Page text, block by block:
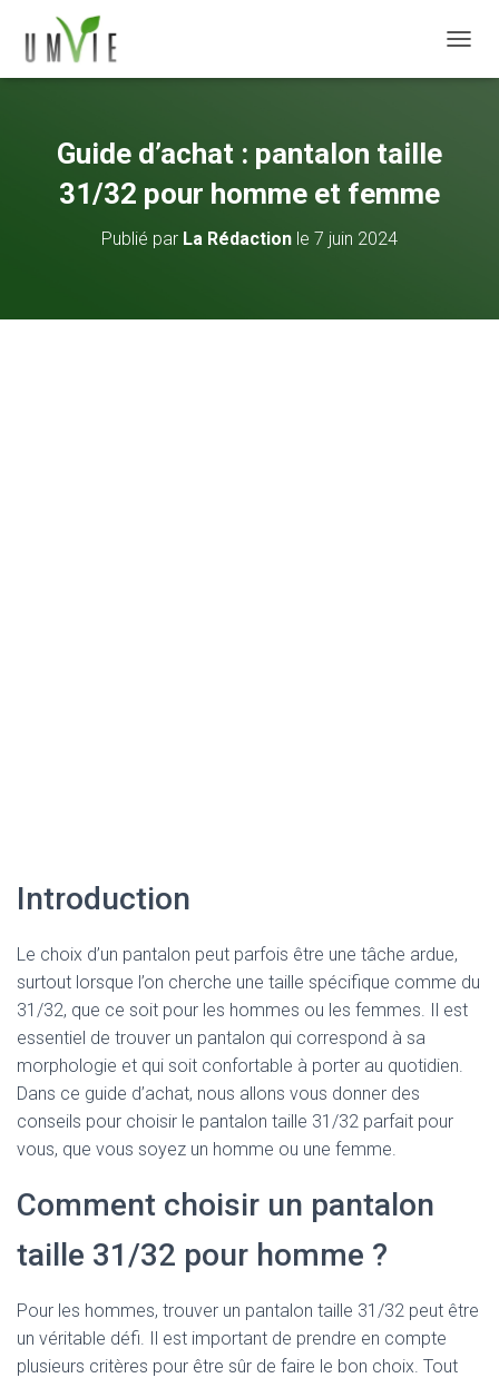
Guide d’achat : pantalon taille
31/32 pour homme et femme
Publié par La Rédaction le 7 juin 2024
Introduction
Le choix d’un pantalon peut parfois être une tâche ardue,
surtout lorsque l’on cherche une taille spécifique comme du
31/32, que ce soit pour les hommes ou les femmes. Il est
essentiel de trouver un pantalon qui correspond à sa
morphologie et qui soit confortable à porter au quotidien.
Dans ce guide d’achat, nous allons vous donner des
conseils pour choisir le pantalon taille 31/32 parfait pour
vous, que vous soyez un homme ou une femme.
Comment choisir un pantalon
taille 31/32 pour homme ?
Pour les hommes, trouver un pantalon taille 31/32 peut être
un véritable défi. Il est important de prendre en compte
plusieurs critères pour être sûr de faire le bon choix. Tout